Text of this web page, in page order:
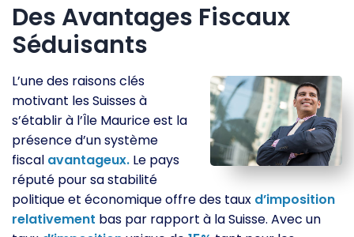
Des Avantages Fiscaux
Séduisants
L’une des raisons clés
motivant les Suisses à
s’établir à l’Île Maurice est la
présence d’un système
fiscal avantageux. Le pays
réputé pour sa stabilité
politique et économique offre des taux d’imposition
relativement bas par rapport à la Suisse. Avec un